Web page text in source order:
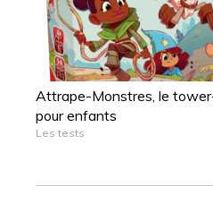
Attrape-Monstres, le
pour enfants
Les tests